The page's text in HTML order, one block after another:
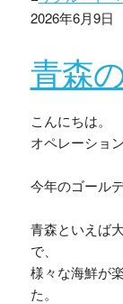
2026年6月9日
青森
こんにちは。
オペレーショ
今年のゴール
青森といえば
で、
様々な海鮮が
た。